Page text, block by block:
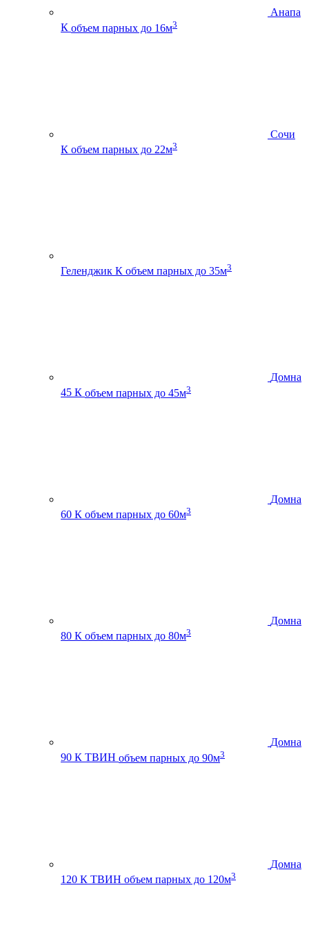
Анапа
К объем парных до 16м3
Сочи
К объем парных до 22м3
Геленджик К объем парных до 35м3
Домна
45 К объем парных до 45м3
Домна
60 К объем парных до 60м3
Домна
80 К объем парных до 80м3
Домна
90 К ТВИН объем парных до 90м3
Домна
120 К ТВИН объем парных до 120м3